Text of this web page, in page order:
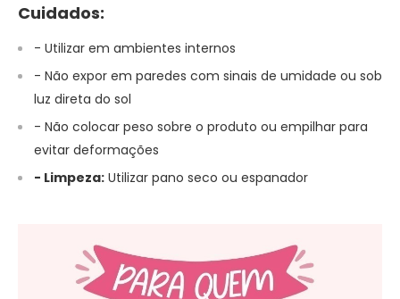
Cuidados:
- Utilizar em ambientes internos
- Não expor em paredes com sinais de umidade ou sob
luz direta do sol
- Não colocar peso sobre o produto ou empilhar para
evitar deformações
- Limpeza: Utilizar pano seco ou espanador